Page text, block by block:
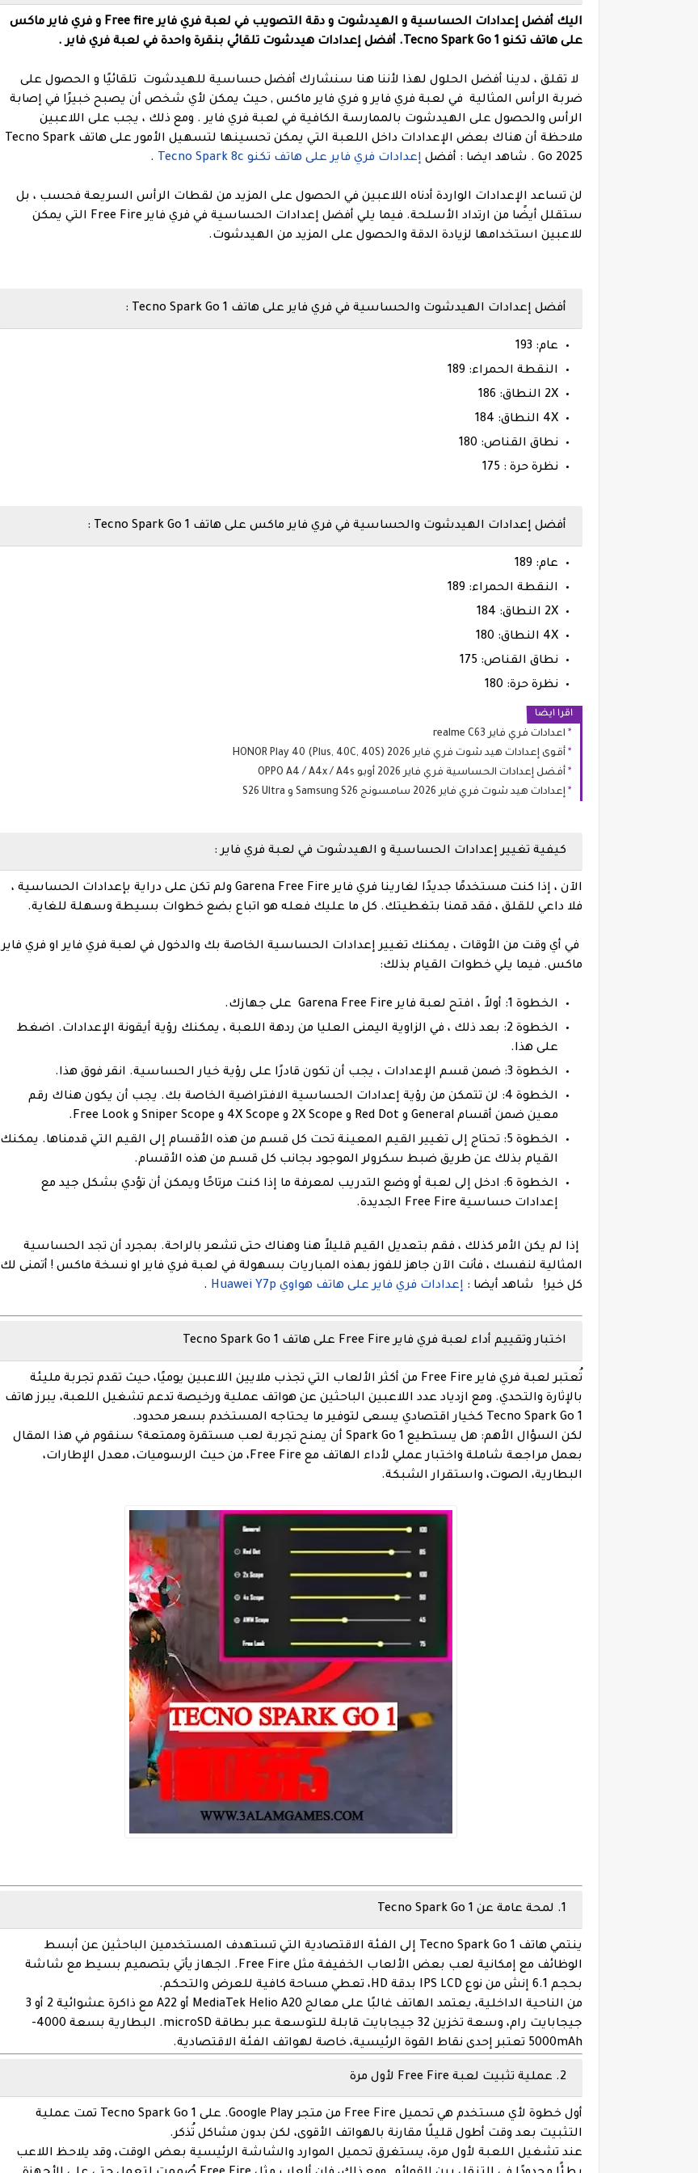
اليك أفضل إعدادات الحساسية و الهيدشوت و دقة التصويب في لعبة فري فاير Free fire و فري فاير ماكس
على هاتف تكنو Tecno Spark Go 1. أفضل إعدادات هيدشوت تلقائي بنقرة واحدة في لعبة فري فاير .
لا تقلق ، لدينا أفضل الحلول لهذا لأننا هنا سنشارك أفضل حساسية للهيدشوت تلقائيًا و الحصول على
ضربة الرأس المثالية في لعبة فري فاير و فري فاير ماكس , حيث يمكن لأي شخص أن يصبح خبيرًا في إصابة
الرأس والحصول على الهيدشوت بالممارسة الكافية في لعبة فري فاير . ومع ذلك ، يجب على اللاعبين
ملاحظة أن هناك بعض الإعدادات داخل اللعبة التي يمكن تحسينها لتسهيل الأمور على هاتف Tecno Spark
Go 2025 .
شاهد ايضا : أفضل إعدادات فري فاير على هاتف تكنو Tecno Spark 8c .
لن تساعد الإعدادات الواردة أدناه اللاعبين في الحصول على المزيد من لقطات الرأس السريعة فحسب ، بل
ستقلل أيضًا من ارتداد الأسلحة. فيما يلي أفضل إعدادات الحساسية في فري فاير Free Fire التي يمكن
للاعبين استخدامها لزيادة الدقة والحصول على المزيد من الهيدشوت.
أفضل إعدادات الهيدشوت والحساسية في فري فاير على هاتف Tecno Spark Go 1 :
عام: 193
النقطة الحمراء: 189
2X النطاق: 186
4X النطاق: 184
نطاق القناص: 180
نظرة حرة : 175
أفضل إعدادات الهيدشوت والحساسية في فري فاير ماكس على هاتف Tecno Spark Go 1 :
عام: 189
النقطة الحمراء: 189
2X النطاق: 184
4X النطاق: 180
نطاق القناص: 175
نظرة حرة: 180
اقرا ايضا
اعدادات فري فاير realme C63
أقوى إعدادات هيد شوت فري فاير 2026 HONOR Play 40 (Plus, 40C, 40S)
أفضل إعدادات الحساسية فري فاير 2026 أوبو OPPO A4 / A4x / A4s
إعدادات هيد شوت فري فاير 2026 سامسونج Samsung S26 و S26 Ultra
كيفية تغيير إعدادات الحساسية و الهيدشوت في لعبة فري فاير :
الآن ، إذا كنت مستخدمًا جديدًا لغارينا فري فاير Garena Free Fire ولم تكن على دراية بإعدادات الحساسية ،
فلا داعي للقلق ، فقد قمنا بتغطيتك. كل ما عليك فعله هو اتباع بضع خطوات بسيطة وسهلة للغاية.
في أي وقت من الأوقات ، يمكنك تغيير إعدادات الحساسية الخاصة بك والدخول في لعبة فري فاير او فري فاير
ماكس. فيما يلي خطوات القيام بذلك:
الخطوة 1: أولاً ، افتح لعبة فاير Garena Free Fire على جهازك.
الخطوة 2: بعد ذلك ، في الزاوية اليمنى العليا من ردهة اللعبة ، يمكنك رؤية أيقونة الإعدادات. اضغط
على هذا.
الخطوة 3: ضمن قسم الإعدادات ، يجب أن تكون قادرًا على رؤية خيار الحساسية. انقر فوق هذا.
الخطوة 4: لن تتمكن من رؤية إعدادات الحساسية الافتراضية الخاصة بك. يجب أن يكون هناك رقم
معين ضمن أقسام General و Red Dot و 2X Scope و 4X Scope و Sniper Scope و Free Look.
الخطوة 5: تحتاج إلى تغيير القيم المعينة تحت كل قسم من هذه الأقسام إلى القيم التي قدمناها. يمكنك
القيام بذلك عن طريق ضبط سكرولر الموجود بجانب كل قسم من هذه الأقسام.
الخطوة 6: ادخل إلى لعبة أو وضع التدريب لمعرفة ما إذا كنت مرتاحًا ويمكن أن تؤدي بشكل جيد مع
إعدادات حساسية Free Fire الجديدة.
إذا لم يكن الأمر كذلك ، فقم بتعديل القيم قليلاً هنا وهناك حتى تشعر بالراحة. بمجرد أن تجد الحساسية
المثالية لنفسك ، فأنت الآن جاهز للفوز بهذه المباريات بسهولة في لعبة فري فاير او نسخة ماكس ! أتمنى لك
كل خير!
شاهد أيضا : إعدادات فري فاير على هاتف هواوي Huawei Y7p .
اختبار وتقييم أداء لعبة فري فاير Free Fire على هاتف Tecno Spark Go 1
تُعتبر لعبة فري فاير Free Fire
من أكثر الألعاب التي تجذب ملايين اللاعبين يوميًا، حيث تقدم تجربة مليئة
بالإثارة والتحدي. ومع ازدياد عدد اللاعبين الباحثين عن هواتف عملية ورخيصة تدعم تشغيل اللعبة، يبرز هاتف
Tecno Spark Go 1 كخيار اقتصادي يسعى لتوفير ما يحتاجه المستخدم بسعر محدود.
لكن السؤال الأهم: هل يستطيع Spark Go 1 أن يمنح تجربة لعب مستقرة وممتعة؟ سنقوم في هذا المقال
بعمل مراجعة شاملة واختبار عملي لأداء الهاتف مع Free Fire، من حيث الرسوميات، معدل الإطارات،
البطارية، الصوت، واستقرار الشبكة.
1. لمحة عامة عن Tecno Spark Go 1
ينتمي هاتف Tecno Spark Go 1 إلى الفئة الاقتصادية التي تستهدف المستخدمين الباحثين عن أبسط
الوظائف مع إمكانية لعب بعض الألعاب الخفيفة مثل Free Fire. الجهاز يأتي بتصميم بسيط مع شاشة
بحجم 6.1 إنش من نوع IPS LCD
بدقة HD، تعطي مساحة كافية للعرض والتحكم.
من الناحية الداخلية، يعتمد الهاتف غالبًا على معالج MediaTek Helio A20 أو A22
مع ذاكرة عشوائية 2 أو 3
جيجابايت رام، وسعة تخزين 32 جيجابايت قابلة للتوسعة عبر بطاقة microSD. البطارية بسعة
4000-
5000mAh تعتبر إحدى نقاط القوة الرئيسية، خاصة لهواتف الفئة الاقتصادية.
2. عملية تثبيت لعبة Free Fire لأول مرة
أول خطوة لأي مستخدم هي تحميل Free Fire من متجر Google Play. على Tecno Spark Go 1 تمت عملية
التثبيت بعد وقت أطول قليلًا مقارنة بالهواتف الأقوى، لكن بدون مشاكل تُذكر.
عند تشغيل اللعبة لأول مرة، يستغرق تحميل الموارد والشاشة الرئيسية بعض الوقت، وقد يلاحظ اللاعب